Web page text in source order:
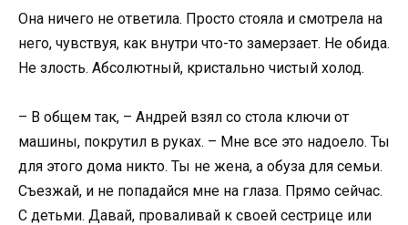
Она ничего не ответила. Просто стояла и смотрела на
него, чувствуя, как внутри что-то замерзает. Не обида.
Не злость. Абсолютный, кристально чистый холод.
– В общем так, – Андрей взял со стола ключи от
машины, покрутил в руках. – Мне все это надоело. Ты
для этого дома никто. Ты не жена, а обуза для семьи.
Съезжай, и не попадайся мне на глаза. Прямо сейчас.
С детьми. Давай, проваливай к своей сестрице или